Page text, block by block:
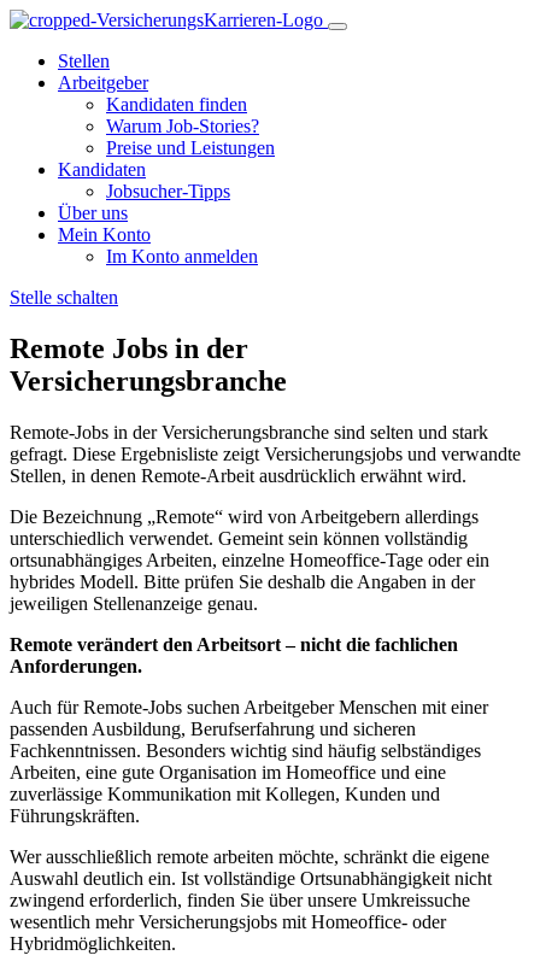
Stellen
Arbeitgeber
Kandidaten finden
Warum Job-Stories?
Preise und Leistungen
Kandidaten
Jobsucher-Tipps
Über uns
Mein Konto
Im Konto anmelden
Stelle schalten
Remote Jobs in der
Versicherungsbranche
Remote-Jobs in der Versicherungsbranche sind selten und stark
gefragt. Diese Ergebnisliste zeigt Versicherungsjobs und verwandte
Stellen, in denen Remote-Arbeit ausdrücklich erwähnt wird.
Die Bezeichnung „Remote“ wird von Arbeitgebern allerdings
unterschiedlich verwendet. Gemeint sein können vollständig
ortsunabhängiges Arbeiten, einzelne Homeoffice-Tage oder ein
hybrides Modell. Bitte prüfen Sie deshalb die Angaben in der
jeweiligen Stellenanzeige genau.
Remote verändert den Arbeitsort – nicht die fachlichen
Anforderungen.
Auch für Remote-Jobs suchen Arbeitgeber Menschen mit einer
passenden Ausbildung, Berufserfahrung und sicheren
Fachkenntnissen. Besonders wichtig sind häufig selbständiges
Arbeiten, eine gute Organisation im Homeoffice und eine
zuverlässige Kommunikation mit Kollegen, Kunden und
Führungskräften.
Wer ausschließlich remote arbeiten möchte, schränkt die eigene
Auswahl deutlich ein. Ist vollständige Ortsunabhängigkeit nicht
zwingend erforderlich, finden Sie über unsere Umkreissuche
wesentlich mehr Versicherungsjobs mit Homeoffice- oder
Hybridmöglichkeiten.